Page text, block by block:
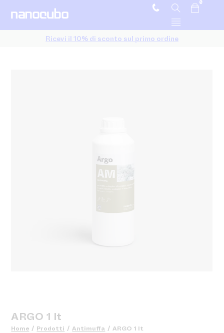
0
Ricevi il 10% di sconto sul primo ordine
ARGO 1 lt
Home / Prodotti / Antimuffa / ARGO 1 lt